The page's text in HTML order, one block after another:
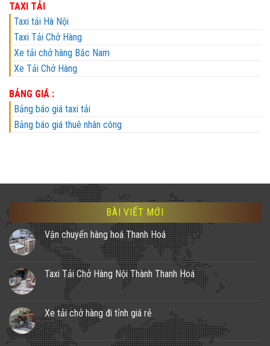
TAXI TẢI
Taxi tải Hà Nội
Taxi Tải Chở Hàng
Xe tải chở hàng Bắc Nam
Xe Tải Chở Hàng
BẢNG GIÁ :
Bảng báo giá taxi tải
Bảng báo giá thuê nhân công
BÀI VIẾT MỚI
Vận chuyển hàng hoá Thanh Hoá
Taxi Tải Chở Hàng Nội Thành Thanh Hoá
Xe tải chở hàng đi tỉnh giá rẻ